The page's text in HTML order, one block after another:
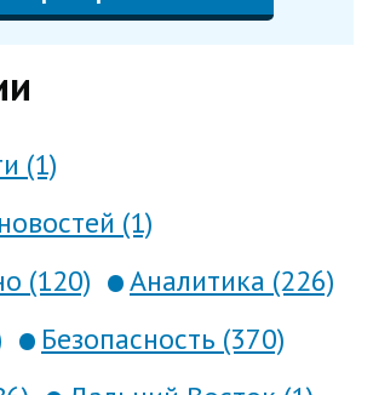
(1)
(1)
(120)
Аналитика (226)
Безопасность (370)